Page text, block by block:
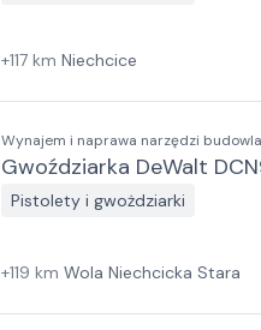
+117 km Niechcice
Wynajem i naprawa narzędzi
Gwoździarka DeWalt
Pistolety i gwożdziarki
+119 km Wola Niechcicka Stara